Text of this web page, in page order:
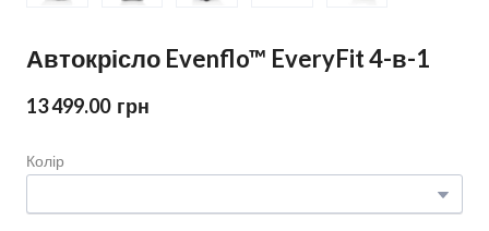
Автокрісло Evenflo™ EveryFit 4-в-1
13 499.00  грн
Колір